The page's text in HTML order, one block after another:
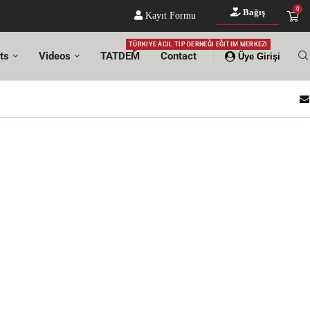
Kayıt Formu Bağış 0
Videos TATDEM
TÜRKIYE ACIL TIP DERNEĞI EĞITIM MERKEZI
Contact Üye Girişi